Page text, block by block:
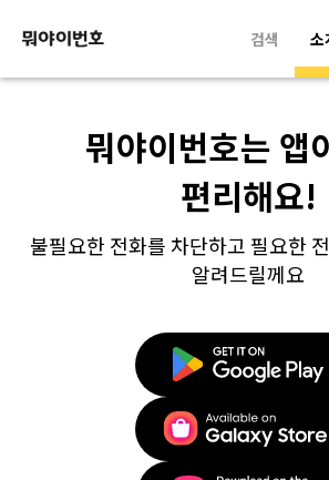
검색 소
뭐야이번호는 앱
편리해요!
불필요한 전화를 차단하고 필요한
알려드릴께요